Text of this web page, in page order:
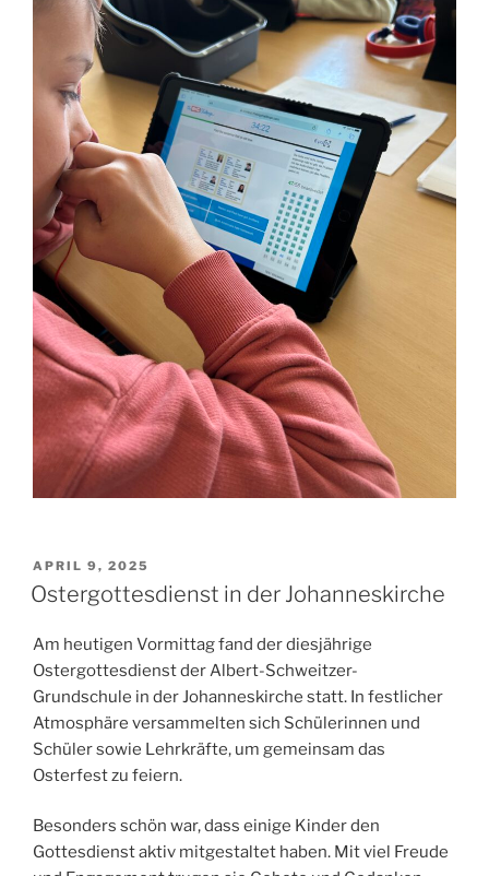
VERÖFFENTLICHT
AM
APRIL 9, 2025
Ostergottesdienst in der Johanneskirche
Am heutigen Vormittag fand der diesjährige
Ostergottesdienst der Albert-Schweitzer-
Grundschule in der Johanneskirche statt. In festlicher
Atmosphäre versammelten sich Schülerinnen und
Schüler sowie Lehrkräfte, um gemeinsam das
Osterfest zu feiern.
Besonders schön war, dass einige Kinder den
Gottesdienst aktiv mitgestaltet haben. Mit viel Freude